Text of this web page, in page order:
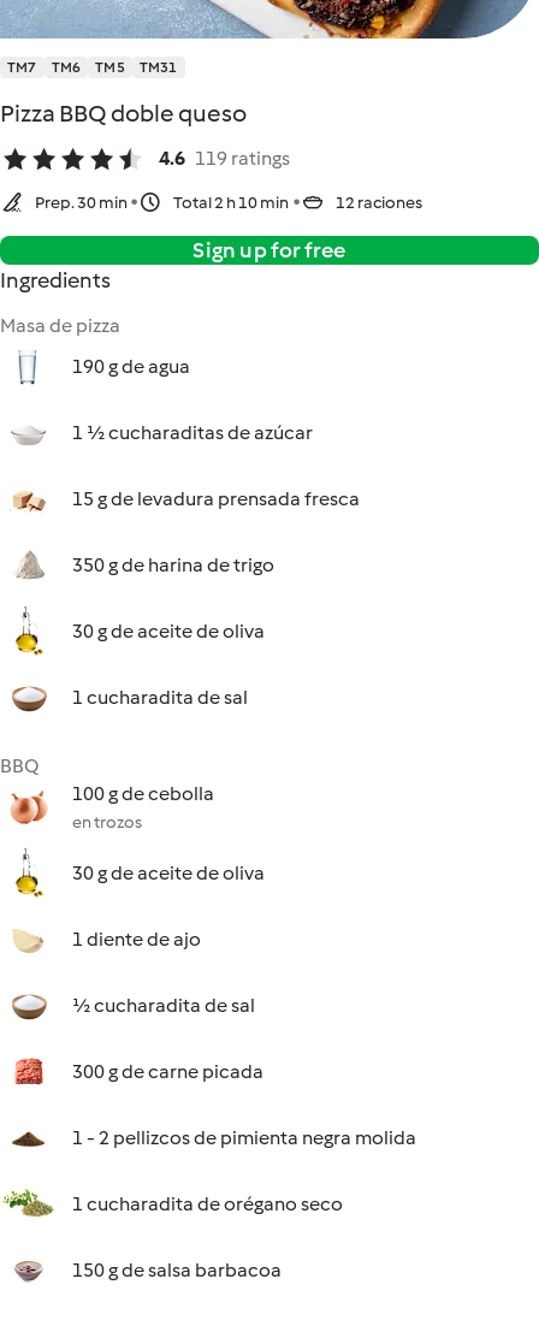
TM7 TM6 TM5 TM31
Pizza BBQ doble queso
4.6 119 ratings
Prep. 30 min Total 2 h 10 min 12 raciones
Sign up for free
Ingredients
Masa de pizza
190 g de agua
1 ½ cucharaditas de azúcar
15 g de levadura prensada fresca
350 g de harina de trigo
30 g de aceite de oliva
1 cucharadita de sal
BBQ
100 g de cebolla
en trozos
30 g de aceite de oliva
1 diente de ajo
½ cucharadita de sal
300 g de carne picada
1 - 2 pellizcos de pimienta negra molida
1 cucharadita de orégano seco
150 g de salsa barbacoa